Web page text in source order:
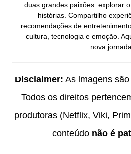
duas grandes paixões: explorar
histórias. Compartilho
recomendações de
cultura, tecnologia e emoção.
nova jornada.
Disclaimer: As imagens
Todos os direitos
produtoras (Netflix, Viki,
conteúdo não é